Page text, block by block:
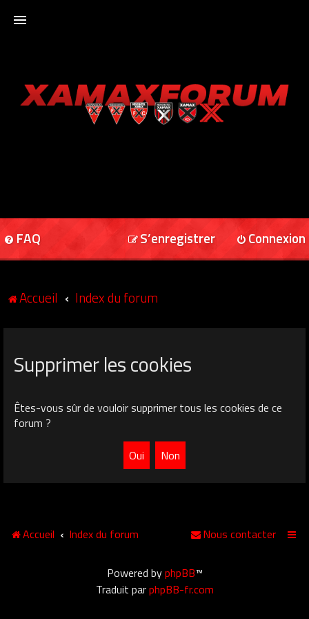
XAMAXFORUM
FAQ Connexion
S’enregistrer
Accueil Index du forum
Supprimer les cookies
Êtes-vous sûr de vouloir supprimer tous les cookies de ce
forum ?
Accueil Index du forum Nous contacter
Powered byphpBB™
Traduit parphpBB-fr.com